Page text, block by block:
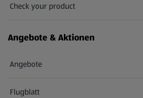
Check your product
(öffnet in einem neuen Tab)
Angebote & Aktionen
Angebote
Flugblatt